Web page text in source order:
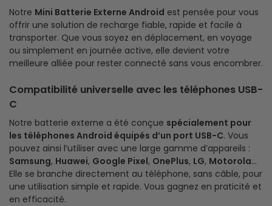
Notre Mini Batterie Externe Android est pensée pour vous
offrir une solution de recharge fiable, rapide et facile à
transporter. Que vous soyez en déplacement, en voyage
ou simplement en journée active, elle devient votre
meilleure alliée pour rester connecté sans vous encombrer.
Compatibilité universelle avec les téléphones USB-
C
Notre batterie externe a été conçue spécialement pour
les téléphones Android équipés d’un port USB-C. Vous
pouvez ainsi l’utiliser avec une large gamme d’appareils :
Samsung, Huawei, Google Pixel, OnePlus, LG, Motorola…
Elle se branche directement au téléphone, sans câble, pour
une utilisation simple et rapide. Vous gagnez en praticité et
en efficacité.